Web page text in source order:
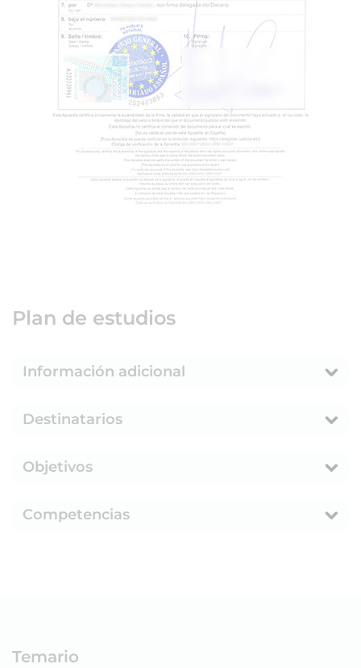
Plan de estudios
Información adicional
Destinatarios
Objetivos
Competencias
Temario